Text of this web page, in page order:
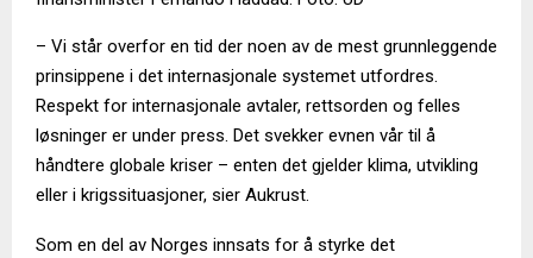
– Vi står overfor en tid der noen av de mest grunnleggende
prinsippene i det internasjonale systemet utfordres.
Respekt for internasjonale avtaler, rettsorden og felles
løsninger er under press. Det svekker evnen vår til å
håndtere globale kriser – enten det gjelder klima, utvikling
eller i krigssituasjoner, sier Aukrust.
Som en del av Norges innsats for å styrke det